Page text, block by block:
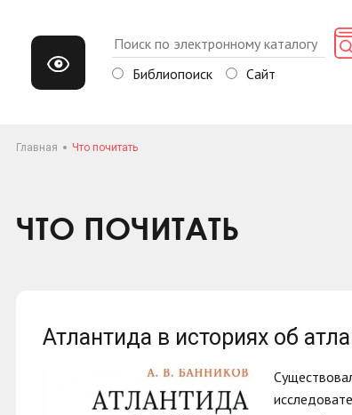
Библиопоиск Сайт
Главная Что почитать
ЧТО ПОЧИТАТЬ
Атлантида в историях об